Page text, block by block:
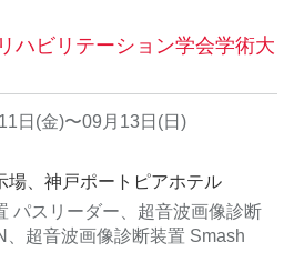
ハビリテーション学会学術大
日(金)〜09月13日(日)
場、神戸ポートピアホテル
パスリーダー、超音波画像診断
、超音波画像診断装置 Smash